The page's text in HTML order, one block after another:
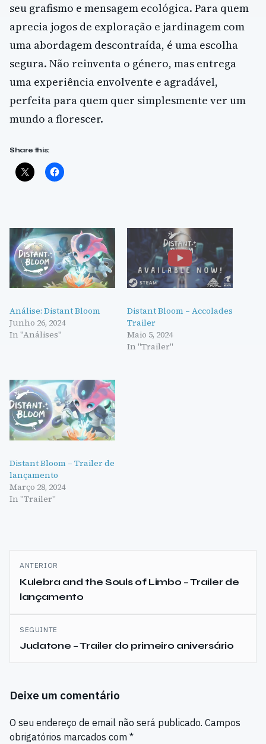
seu grafismo e mensagem ecológica. Para quem
aprecia jogos de exploração e jardinagem com
uma abordagem descontraída, é uma escolha
segura. Não reinventa o género, mas entrega
uma experiência envolvente e agradável,
perfeita para quem quer simplesmente ver um
mundo a florescer.
Share this:
Análise: Distant Bloom
Junho 26, 2024
In "Análises"
Distant Bloom – Accolades
Trailer
Maio 5, 2024
In "Trailer"
Distant Bloom – Trailer de
lançamento
Março 28, 2024
In "Trailer"
Navegação
de
artigos
ANTERIOR
Kulebra and the Souls of Limbo – Trailer de
lançamento
SEGUINTE
Judatone – Trailer do primeiro aniversário
Deixe um comentário
O seu endereço de email não será publicado. Campos
obrigatórios marcados com *